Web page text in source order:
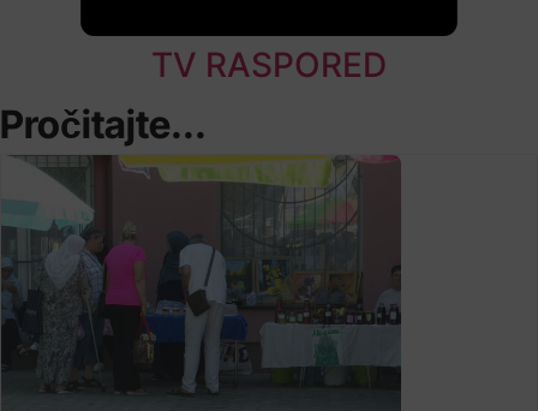
TV RASPORED
Pročitajte...